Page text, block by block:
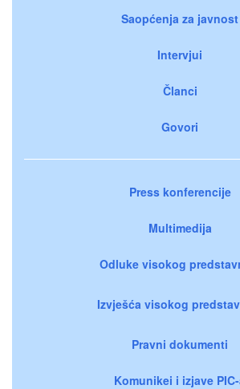
Saopćenja za javnost
Intervjui
Članci
Govori
Press konferencije
Multimedija
Odluke visokog
Izvješća visokog
Pravni dokumenti
Komunikei i izjave